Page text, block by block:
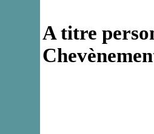
A titre